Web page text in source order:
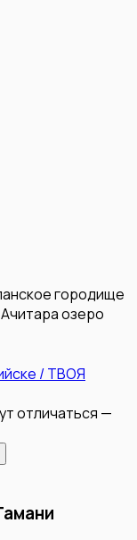
городище
озеро
/ ТВОЯ
отличаться —